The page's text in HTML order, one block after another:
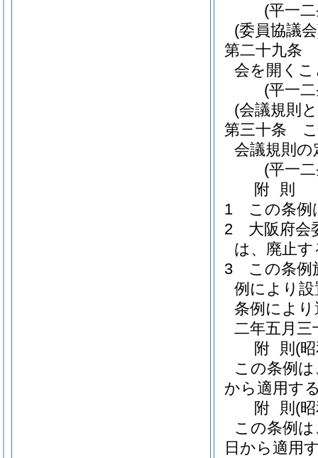
(平一
(委員協議
第二十九条
会を開く
(平一
(会議規則
第三十条
会議規則
(平一
附 則
1
この条例
2
大阪府会
は、廃止す
3
この条例
例により
条例によ
二年五月
附 則 (
この条例
から適用す
附 則 (
この条例
日から適用